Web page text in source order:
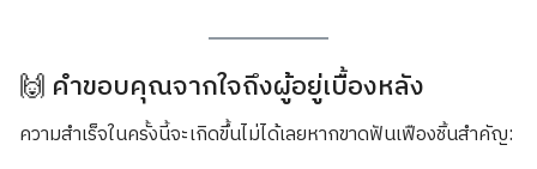
🙌 คำขอบคุณจากใจถึงผู้อยู่เบื้องหลัง
ความสำเร็จในครั้งนี้จะเกิดขึ้นไม่ได้เลยหากขาดฟันเฟืองชิ้นสำคัญ: